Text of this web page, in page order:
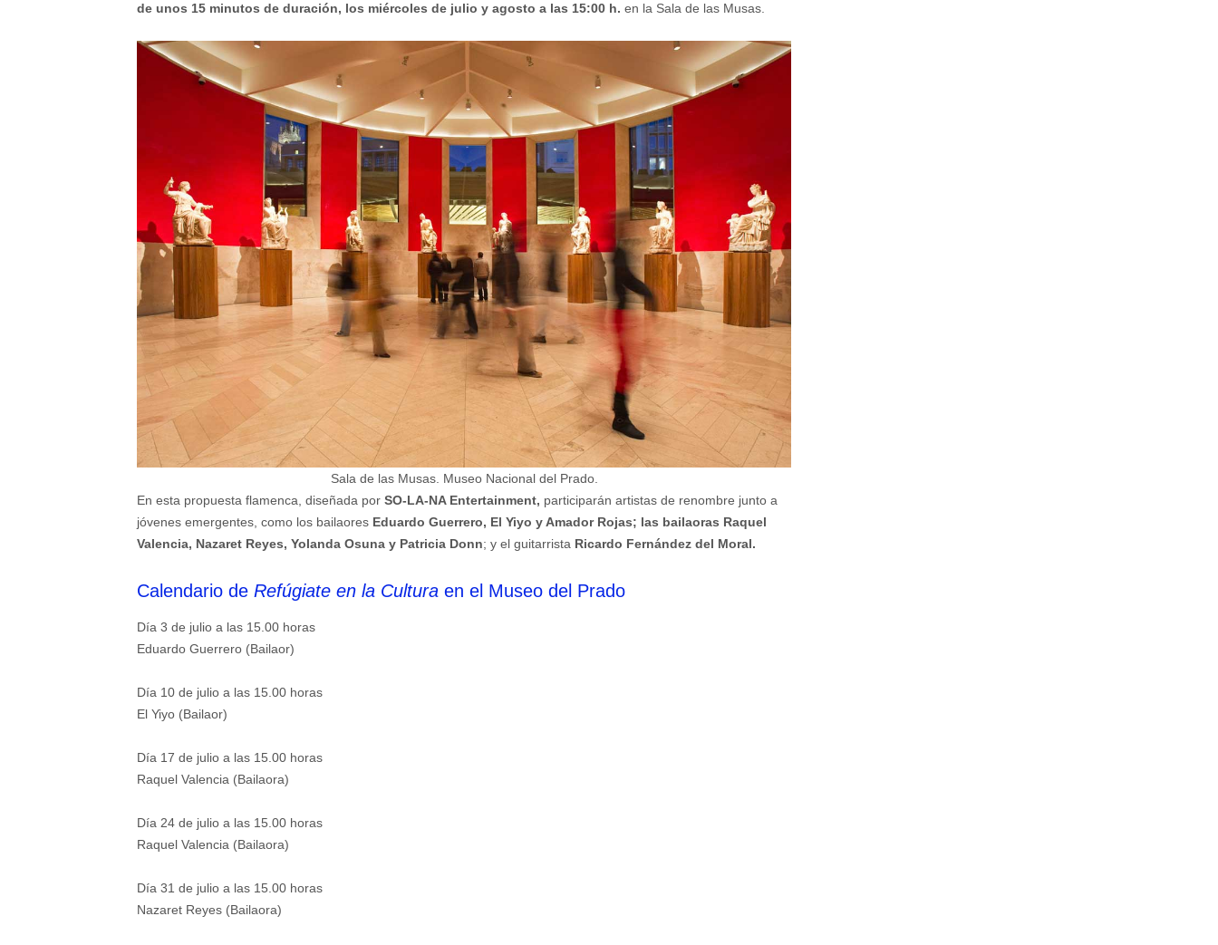
de unos 15 minutos de duración, los miércoles de julio y agosto a las 15:00 h. en la Sala de las Musas.
Sala de las Musas. Museo Nacional del Prado.
En esta propuesta flamenca, diseñada por SO-LA-NA Entertainment, participarán artistas de renombre junto a
jóvenes emergentes, como los bailaores Eduardo Guerrero, El Yiyo y Amador Rojas; las bailaoras Raquel
Valencia, Nazaret Reyes, Yolanda Osuna y Patricia Donn; y el guitarrista Ricardo Fernández del Moral.
Calendario de Refúgiate en la Cultura en el Museo del Prado
Día 3 de julio a las 15.00 horas
Eduardo Guerrero (Bailaor)
Día 10 de julio a las 15.00 horas
El Yiyo (Bailaor)
Día 17 de julio a las 15.00 horas
Raquel Valencia (Bailaora)
Día 24 de julio a las 15.00 horas
Raquel Valencia (Bailaora)
Día 31 de julio a las 15.00 horas
Nazaret Reyes (Bailaora)